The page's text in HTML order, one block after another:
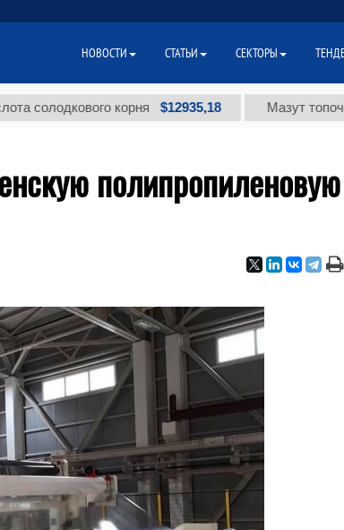
корня $12935,18 Мазут топочный
полипропиленовую
НОВОСТИ СТАТЬИ СЕКТОРЫ